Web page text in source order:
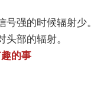
强的时候辐射少。
部的辐射。
的事